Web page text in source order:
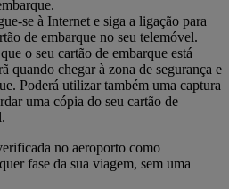
se à Internet e siga a ligação para
de embarque no seu telemóvel.
o seu cartão de embarque está
quando chegar à zona de segurança e
Poderá utilizar também uma captura
uma cópia do seu cartão de
no aeroporto como
fase da sua viagem, sem uma